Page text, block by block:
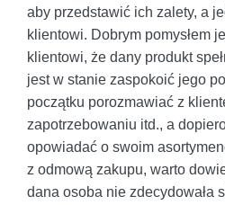
aby przedstawić ich zalety, a
klientowi. Dobrym pomysłem
klientowi, że dany produkt
jest w stanie zaspokoić jego
początku porozmawiać z
zapotrzebowaniu itd., a
opowiadać o swoim
z odmową zakupu, warto
dana osoba nie zdecydowała